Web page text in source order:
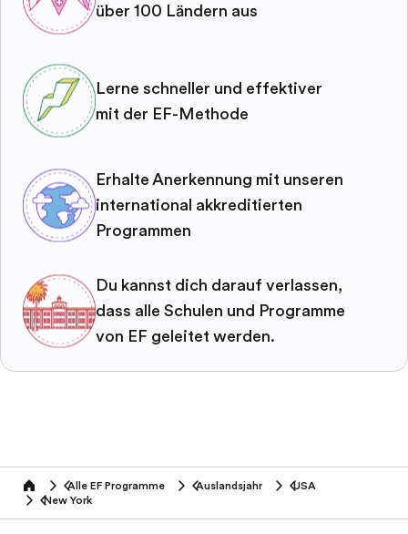
über 100 Ländern aus
Lerne schneller und effektiver
mit der EF-Methode
Erhalte Anerkennung mit unseren
international akkreditierten
Programmen
Du kannst dich darauf verlassen,
dass alle Schulen und Programme
von EF geleitet werden.
home Alle EF Programme Auslandsjahr
USA
New York